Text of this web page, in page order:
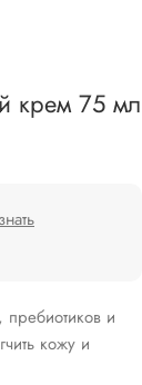
крем 75 мл
и
кожу и